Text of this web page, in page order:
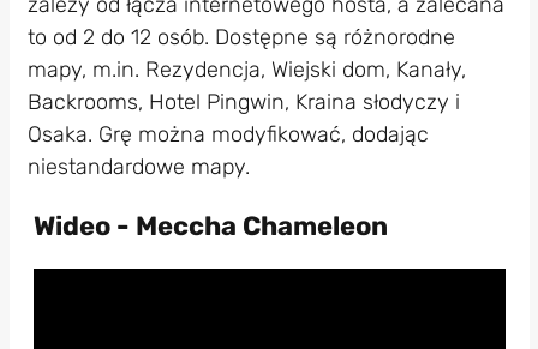
zależy od łącza internetowego hosta, a zalecana
to od 2 do 12 osób. Dostępne są różnorodne
mapy, m.in. Rezydencja, Wiejski dom, Kanały,
Backrooms, Hotel Pingwin, Kraina słodyczy i
Osaka. Grę można modyfikować, dodając
niestandardowe mapy.
Wideo - Meccha Chameleon